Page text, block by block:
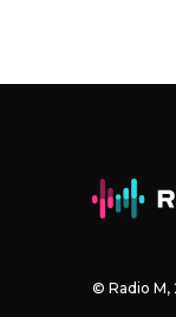
© Radio М,